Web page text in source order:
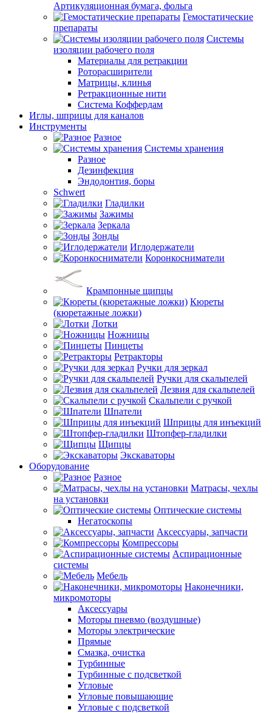
Артикуляционная бумага, фольга
Гемостатические
препараты
Системы
изоляции рабочего поля
Материалы для ретракции
Роторасширители
Матрицы, клинья
Ретракционные нити
Система Коффердам
Иглы, шприцы для каналов
Инструменты
Разное
Системы хранения
Разное
Дезинфекция
Эндодонтия, боры
Schwert
Гладилки
Зажимы
Зеркала
Зонды
Иглодержатели
Коронкосниматели
Крампонные щипцы
Кюреты
(кюретажные ложки)
Лотки
Ножницы
Пинцеты
Ретракторы
Ручки для зеркал
Ручки для скальпелей
Лезвия для скальпелей
Скальпели с ручкой
Шпатели
Шприцы для инъекций
Штопфер-гладилки
Щипцы
Экскаваторы
Оборудование
Разное
Матрасы, чехлы
на установки
Оптические системы
Негатоскопы
Аксессуары, запчасти
Компрессоры
Аспирационные
системы
Мебель
Наконечники,
микромоторы
Аксессуары
Моторы пневмо (воздушные)
Моторы электрические
Прямые
Смазка, очистка
Турбинные
Турбинные с подсветкой
Угловые
Угловые повышающие
Угловые с подсветкой